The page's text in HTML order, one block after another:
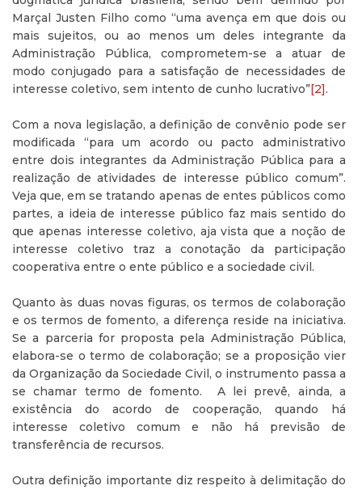
Marçal Justen Filho como “uma avença em que dois ou
mais sujeitos, ou ao menos um deles integrante da
Administração Pública, comprometem-se a atuar de
modo conjugado para a satisfação de necessidades de
interesse coletivo, sem intento de cunho lucrativo”[2].
Com a nova legislação, a definição de convênio pode ser
modificada “para um acordo ou pacto administrativo
entre dois integrantes da Administração Pública para a
realização de atividades de interesse público comum”.
Veja que, em se tratando apenas de entes públicos como
partes, a ideia de interesse público faz mais sentido do
que apenas interesse coletivo, aja vista que a noção de
interesse coletivo traz a conotação da participação
cooperativa entre o ente público e a sociedade civil.
Quanto às duas novas figuras, os termos de colaboração
e os termos de fomento, a diferença reside na iniciativa.
Se a parceria for proposta pela Administração Pública,
elabora-se o termo de colaboração; se a proposição vier
da Organização da Sociedade Civil, o instrumento passa a
se chamar termo de fomento. A lei prevê, ainda, a
existência do acordo de cooperação, quando há
interesse coletivo comum e não há previsão de
transferência de recursos.
Outra definição importante diz respeito à delimitação do